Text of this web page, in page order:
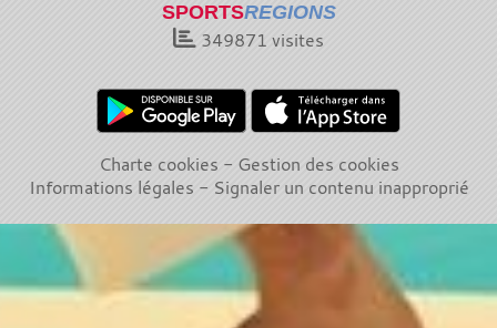
SPORTSREGIONS
349871 visites
Charte cookies
Gestion des cookies
Informations légales
Signaler un contenu inapproprié